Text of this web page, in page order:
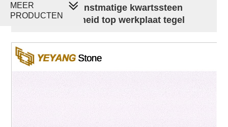
Crstal witte kunstmatige kwartssteen
aanrecht ijdelheid top werkplaat tegel
MEER
PRODUCTEN